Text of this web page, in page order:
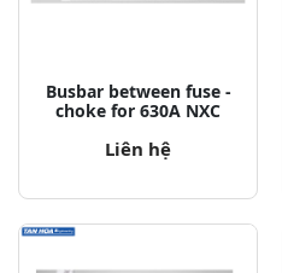
Busbar between fuse -
choke for 630A NXC
Liên hệ